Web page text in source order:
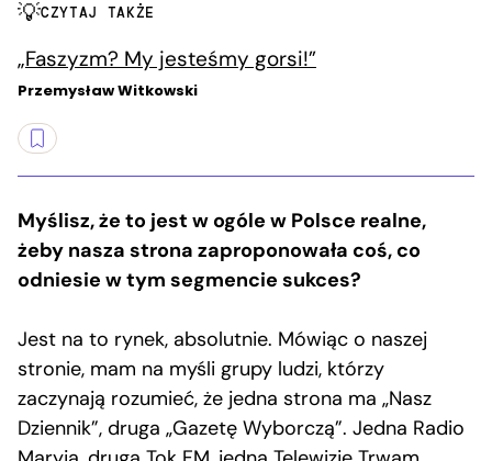
CZYTAJ TAKŻE
„Faszyzm? My jesteśmy gorsi!”
Przemysław Witkowski
Myślisz, że to jest w ogóle w Polsce realne,
żeby nasza strona zaproponowała coś, co
odniesie w tym segmencie sukces?
Jest na to rynek, absolutnie. Mówiąc o naszej
stronie, mam na myśli grupy ludzi, którzy
zaczynają rozumieć, że jedna strona ma „Nasz
Dziennik”, druga „Gazetę Wyborczą”. Jedna Radio